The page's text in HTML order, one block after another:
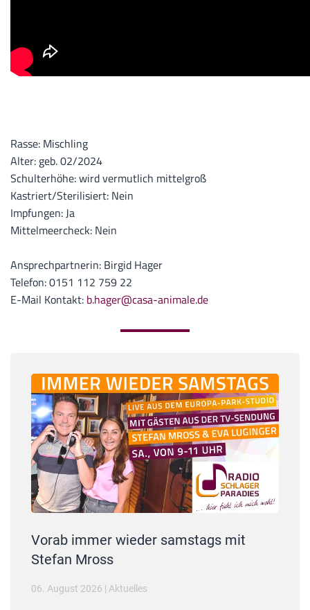
Rasse: Mischling
Alter: geb. 02/2024
Schulterhöhe: wird vermutlich mittelgroß
Kastriert/Sterilisiert: Nein
Impfungen: Ja
Mittelmeercheck: Nein
Ansprechpartnerin: Birgid Hager
Telefon: 0151 112 759 22
E-Mail Kontakt: b.hager@casa-animale.de
Vorab immer wieder samstags mit
Stefan Mross
06. August 2026 | Aktuelles